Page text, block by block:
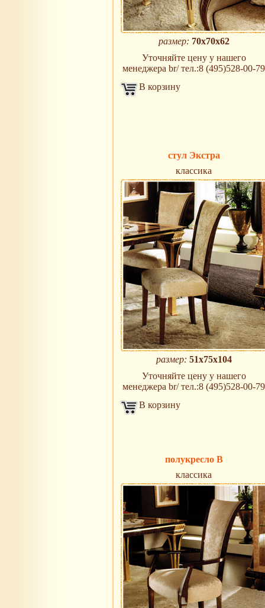
размер: 70х70х62
Уточняйте цену у нашего
менеджера br/ тел.:8 (495)528-00-79
В корзину
стул Экстра
классика
размер: 51х75х104
Уточняйте цену у нашего
менеджера br/ тел.:8 (495)528-00-79
В корзину
полукресло B
классика